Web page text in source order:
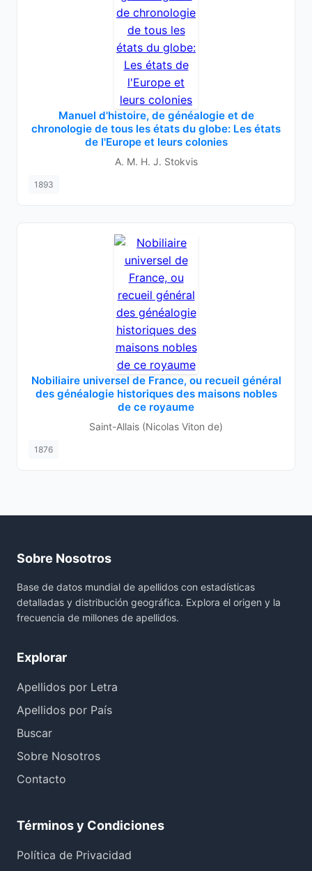
Manuel d'histoire, de généalogie et de
chronologie de tous les états du globe: Les états
de l'Europe et leurs colonies
A. M. H. J. Stokvis
1893
Nobiliaire universel de France, ou recueil général
des généalogie historiques des maisons nobles
de ce royaume
Saint-Allais (Nicolas Viton de)
1876
Sobre Nosotros
Base de datos mundial de apellidos con estadísticas
detalladas y distribución geográfica. Explora el origen y la
frecuencia de millones de apellidos.
Explorar
Apellidos por Letra
Apellidos por País
Buscar
Sobre Nosotros
Contacto
Términos y Condiciones
Política de Privacidad